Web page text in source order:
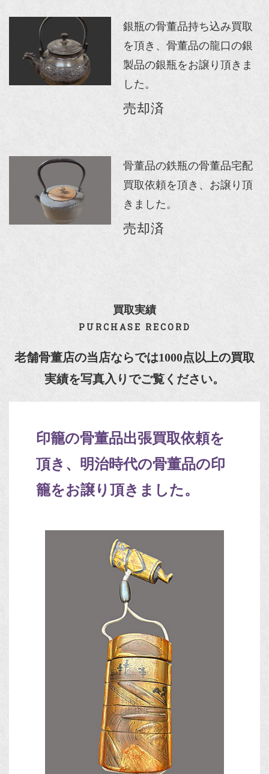
銀瓶の骨董品持ち込み買取
を頂き、骨董品の龍口の銀
製品の銀瓶をお譲り頂きま
した。
売却済
骨董品の鉄瓶の骨董品宅配
買取依頼を頂き、お譲り頂
きました。
売却済
買取実績
PURCHASE RECORD
老舗骨董店の当店ならでは1000点以上の買取
実績を写真入りでご覧ください。
印籠の骨董品出張買取依頼を
頂き、明治時代の骨董品の印
籠をお譲り頂きました。